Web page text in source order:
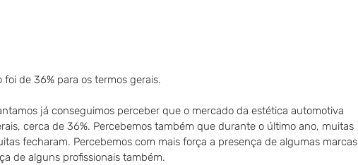
de 36% para os termos gerais.
já conseguimos perceber que o mercado da estética automotiva
cerca de 36%. Percebemos também que durante o último ano, muitas
fecharam. Percebemos com mais força a presença de algumas marcas
de alguns profissionais também.